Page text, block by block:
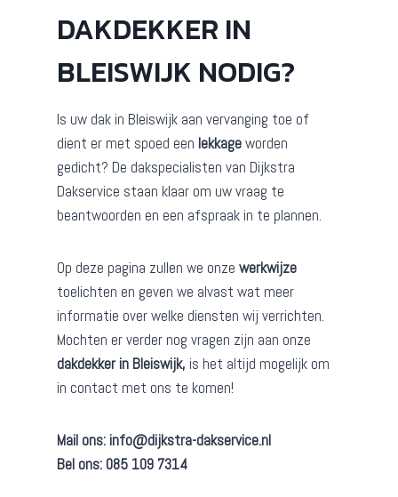
DAKDEKKER IN
BLEISWIJK NODIG?
Is uw dak in Bleiswijk aan vervanging toe of
dient er met spoed een lekkageworden
gedicht? De dakspecialisten van Dijkstra
Dakservice staan klaar om uw vraag te
beantwoorden en een afspraak in te plannen.
Op deze pagina zullen we onze werkwijze
toelichten en geven we alvast wat meer
informatie over welke diensten wij verrichten.
Mochten er verder nog vragen zijn aan onze
dakdekker in Bleiswijk, is het altijd mogelijk om
in contact met ons te komen!
Mail ons: info@dijkstra-dakservice.nl
Bel ons: 085 109 7314